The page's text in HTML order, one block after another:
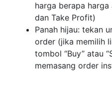
harga berapa
dan Take Profit)
Panah hijau: tekan
order (jika memilih
tombol “Buy” atau
memasang order